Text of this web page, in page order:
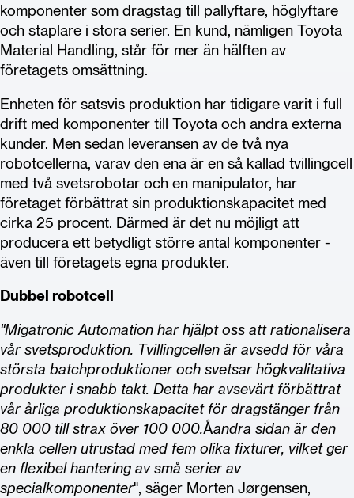
komponenter som dragstag till pallyftare, höglyftare
och staplare i stora serier. En kund, nämligen Toyota
Material Handling, står för mer än hälften av
företagets omsättning.
Enheten för satsvis produktion har tidigare varit i full
drift med komponenter till Toyota och andra externa
kunder. Men sedan leveransen av de två nya
robotcellerna, varav den ena är en så kallad tvillingcell
med två svetsrobotar och en manipulator, har
företaget förbättrat sin produktionskapacitet med
cirka 25 procent. Därmed är det nu möjligt att
producera ett betydligt större antal komponenter -
även till företagets egna produkter.
Dubbel robotcell
"Migatronic Automation har hjälpt oss att rationalisera
vår svetsproduktion. Tvillingcellen är avsedd för våra
största batchproduktioner och svetsar högkvalitativa
produkter i snabb takt. Detta har avsevärt förbättrat
vår årliga produktionskapacitet för dragstänger från
80 000 till strax över 100 000.Åandra sidan är den
enkla cellen utrustad med fem olika fixturer, vilket ger
en flexibel hantering av små serier av
specialkomponenter", säger Morten Jørgensen,